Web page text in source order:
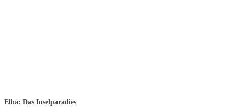
Elba: Das Inselparadies